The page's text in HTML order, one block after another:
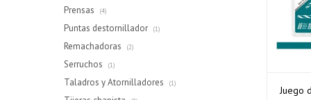
Juego
Prensas (4)
Puntas destornillador (1)
Remachadoras (2)
Serruchos (1)
Taladros y Atornilladores (1)